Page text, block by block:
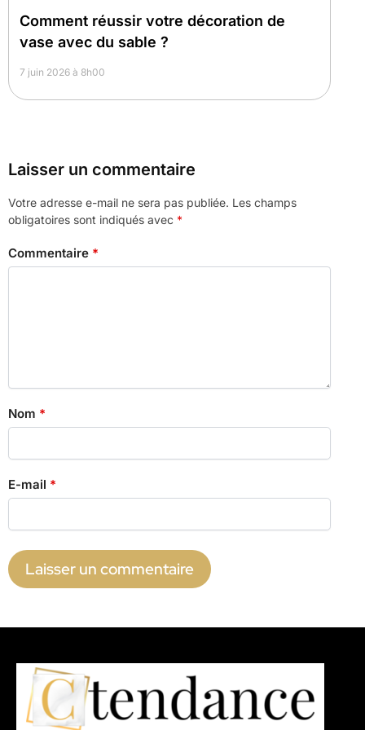
Comment réussir votre décoration de
vase avec du sable ?
7 juin 2026 à 8h00
Laisser un commentaire
Votre adresse e-mail ne sera pas publiée. Les champs
obligatoires sont indiqués avec *
Commentaire *
Nom *
E-mail *